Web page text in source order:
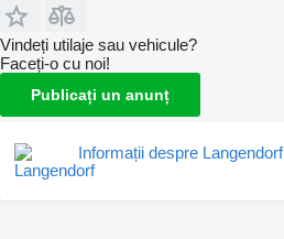
Vindeți utilaje sau vehicule?
Faceți-o cu noi!
Publicați un anunț
Informații despre Langendorf